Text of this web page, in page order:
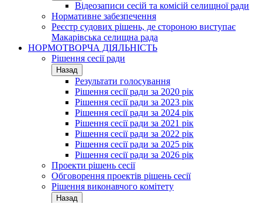
Відеозаписи сесій та комісій селищної ради
Нормативне забезпечення
Реєстр судових рішень, де стороною виступає
Макарівська селищна рада
НОРМОТВОРЧА ДІЯЛЬНІСТЬ
Рішення сесії ради
Назад
Результати голосування
Рішення сесії ради за 2020 рік
Рішення сесії ради за 2023 рік
Рішення сесії ради за 2024 рік
Рішення сесії ради за 2021 рік
Рішення сесії ради за 2022 рік
Рішення сесії ради за 2025 рік
Рішення сесії ради за 2026 рік
Проекти рішень сесії
Обговорення проектів рішень сесії
Рішення виконавчого комітету
Назад